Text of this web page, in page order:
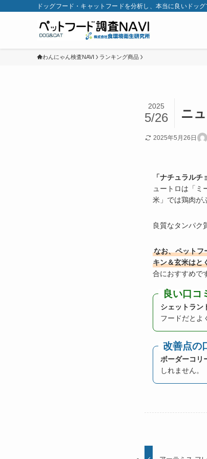
ドッグフード・キャットフードを分析し、本当に良いドッ
わんにゃん検査NAVI ランキング商品
ニ
2025
5/26
2025年5月26日
「ナチュラル
ュートロは「ミ
米」では鶏肉が
良質なタンパク
なお、ペットフ
キン＆玄米はと
合におすすめで
良い口コ
シェットラン
フードだとよ
改善点の
ボーダーコリ
しれません。